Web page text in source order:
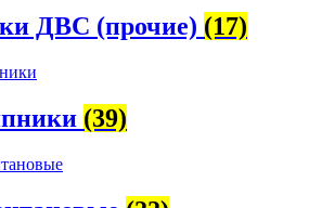
ДВС (прочие) (17)
(39)